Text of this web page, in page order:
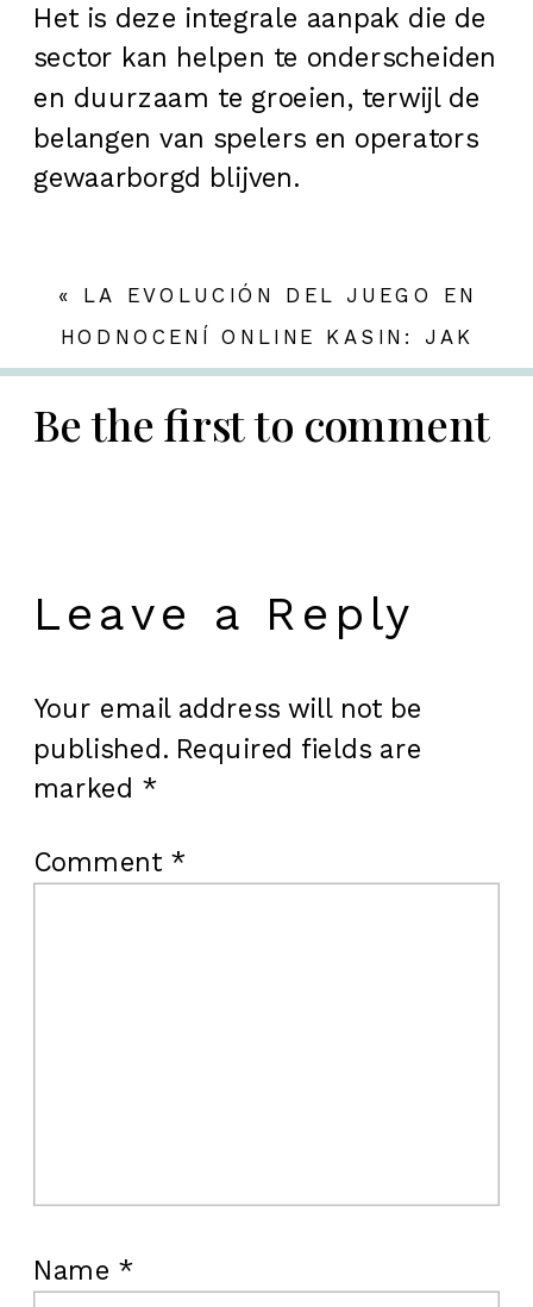
Het is deze integrale aanpak die de
sector kan helpen te onderscheiden
en duurzaam te groeien, terwijl de
belangen van spelers en operators
gewaarborgd blijven.
« LA EVOLUCIÓN DEL JUEGO EN
LÍNEA: SEGURIDAD, INNOVACIÓN
HODNOCENÍ ONLINE KASIN: JAK
HODNOTIT ZKUŠENOSTI HRÁČŮ V
Be the first to comment
Leave a Reply
Your email address will not be
published. Required fields are
marked *
Comment *
Name *